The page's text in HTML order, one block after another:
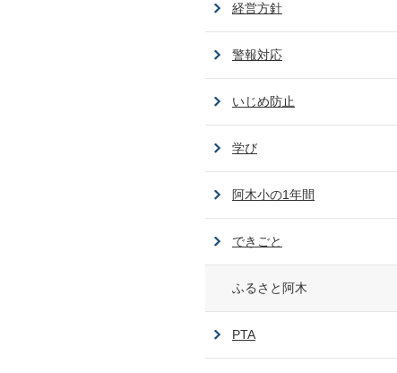
経営方針
警報対応
いじめ防止
学び
阿木小の1年間
できごと
ふるさと阿木
PTA